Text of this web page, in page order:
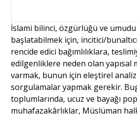
İslami bilinci, özgürlüğü ve
başlatabilmek için, incitici/
rencide edici bağımlılıklara,
edilgenliklere neden olan yapısal
varmak, bunun için eleştirel
sorgulamalar yapmak gerekir.
toplumlarında, ucuz ve bayağı
muhafazakârlıklar, Müslüman